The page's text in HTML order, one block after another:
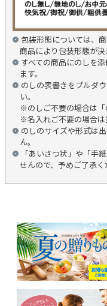
包装形態については、
商品により包装形態が決
すべての商品にのしを
ます。
のしの表書きをプルダ
い。
※のしご不要の場合は「
※名入れご不要の場合は
のしのサイズや形式は
ん。
「あいさつ状」や「手
せんので、予めご了承く